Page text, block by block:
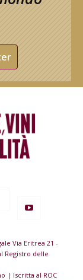
Via Eritrea 21 -
Registro delle
| Iscritta al ROC